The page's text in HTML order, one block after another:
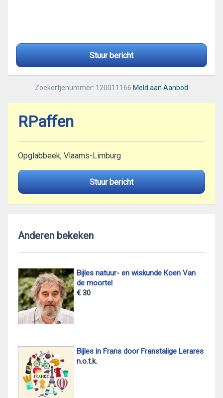
Stuur bericht
Zoekertjenummer: 120011166 Meld aan Aanbod
RPaffen
Opglabbeek, Vlaams-Limburg
Stuur bericht
Anderen bekeken
Bijles natuur- en wiskunde Koen Van
de moortel
€ 30
Bijles in Frans door Franstalige Lerares
n.o.t.k.